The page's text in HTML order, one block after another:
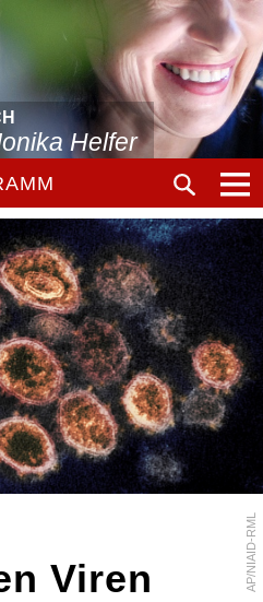
Helfer
AP/NIAID-RML
Viren